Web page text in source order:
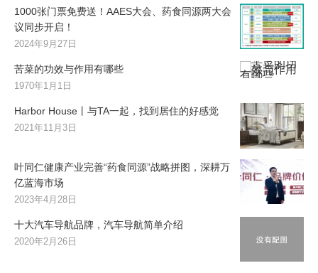
1000张门票免费送！AAES大会、药食同源两大会
议同步开启！
2024年9月27日
苦菜的功效与作用有哪些
1970年1月1日
Harbor House丨与TA一起，找到居住的好感觉
2021年11月3日
叶同仁健康产业完善“药食同源”战略拼图，深耕万
亿蓝海市场
2023年4月28日
十大汽车导航品牌，汽车导航简单介绍
2020年2月26日